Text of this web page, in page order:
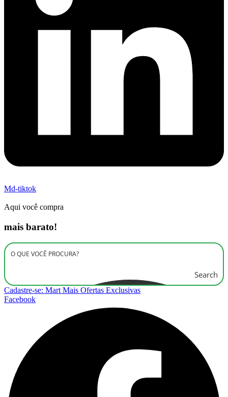
Md-tiktok
Aqui você compra
mais barato!
Search
Cadastre-se: Mart Mais Ofertas Exclusivas
Facebook